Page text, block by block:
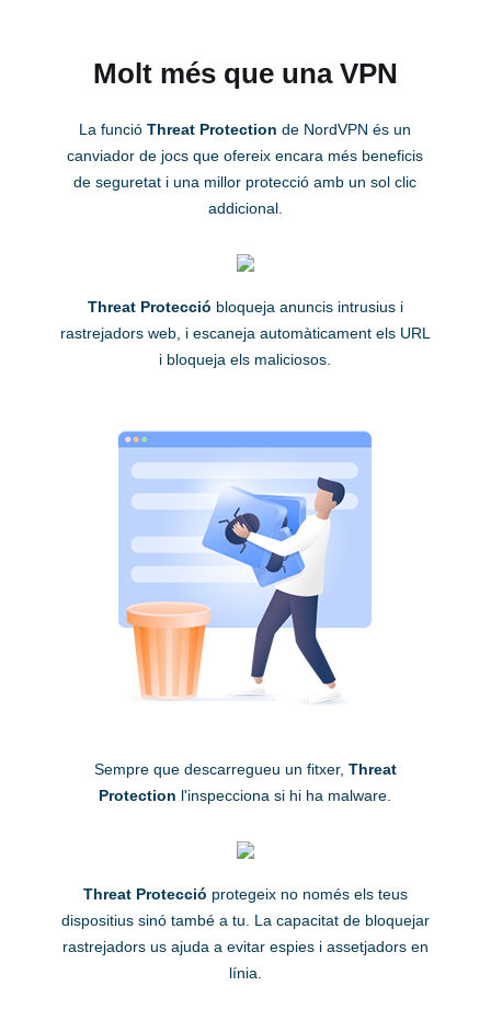
Molt més que una VPN
La funcióThreat Protection de NordVPN és un
canviador de jocs que ofereix encara més beneficis
de seguretat i una millor protecció amb un sol clic
addicional.
Threat Protecció bloqueja anuncis intrusius i
rastrejadors web, i escaneja automàticament els URL
i bloqueja els maliciosos.
Sempre que descarregueu un fitxer, Threat
Protection l'inspecciona si hi ha malware.
Threat Protecció protegeix no només els teus
dispositius sinó també a tu. La capacitat de bloquejar
rastrejadors us ajuda a evitar espies i assetjadors en
línia.